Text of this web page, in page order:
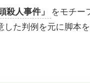
殺人事件」
をモチー
た判例を元に脚本を